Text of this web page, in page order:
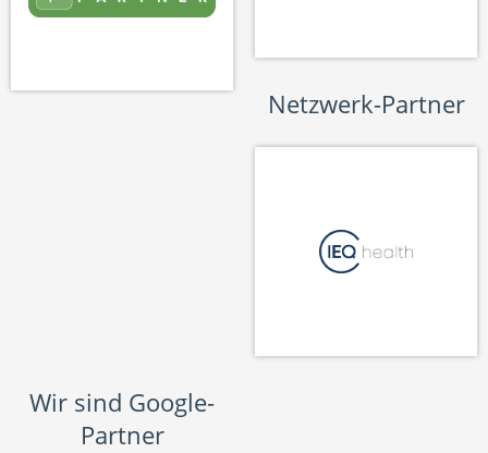
Netzwerk-Partner
Wir sind Google-
Partner